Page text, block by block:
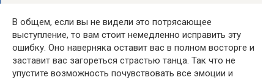
В общем, если вы не видели это потрясающее
выступление, то вам стоит немедленно исправить эту
ошибку. Оно наверняка оставит вас в полном восторге и
заставит вас загореться страстью танца. Так что не
упустите возможность почувствовать все эмоции и